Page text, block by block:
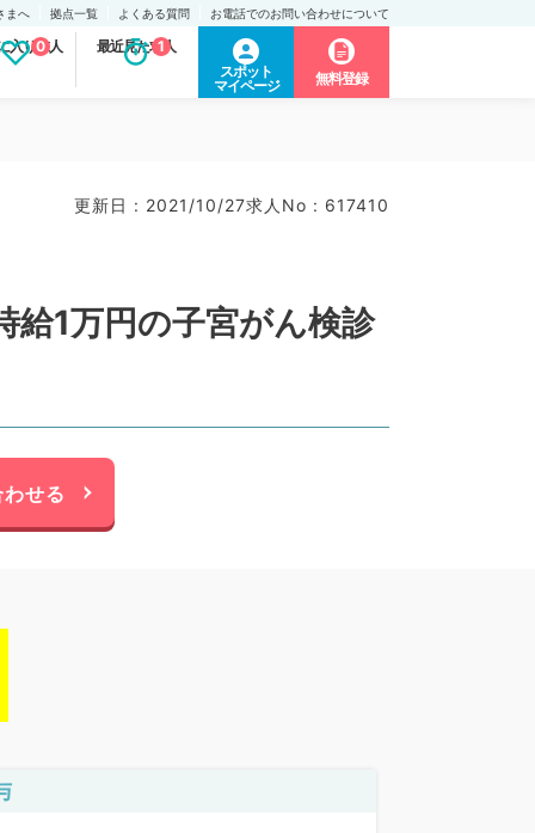
まへ 拠点一覧 よくある質問 お電話でのお問い合わせについて
入り求人
0 最近見た求人
1
スポット
マイページ
無料登録
更新日 : 2021/10/27求人No : 617410
1万円の子宮がん検診
せる